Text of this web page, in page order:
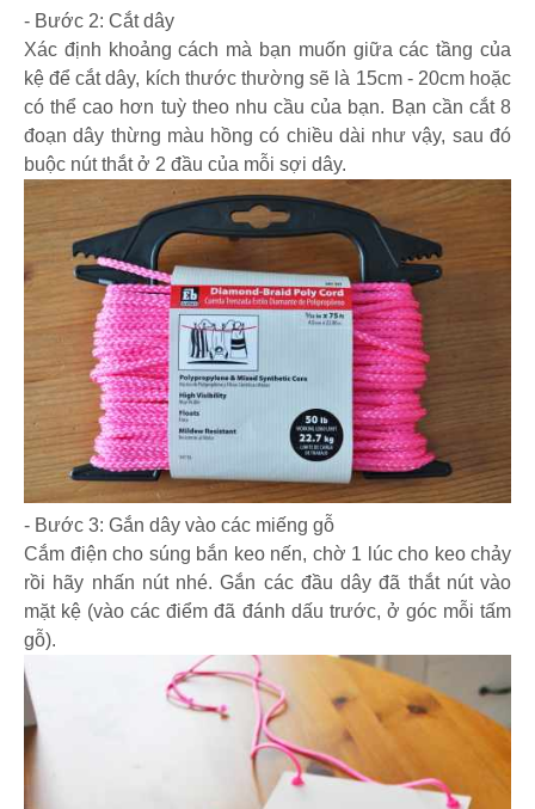
- Bước 2: Cắt dây
Xác định khoảng cách mà bạn muốn giữa các tầng của
kệ để cắt dây, kích thước thường sẽ là 15cm - 20cm hoặc
có thể cao hơn tuỳ theo nhu cầu của bạn. Bạn cần cắt 8
đoạn dây thừng màu hồng có chiều dài như vậy, sau đó
buộc nút thắt ở 2 đầu của mỗi sợi dây.
- Bước 3: Gắn dây vào các miếng gỗ
Cắm điện cho súng bắn keo nến, chờ 1 lúc cho keo chảy
rồi hãy nhấn nút nhé. Gắn các đầu dây đã thắt nút vào
mặt kệ (vào các điểm đã đánh dấu trước, ở góc mỗi tấm
gỗ).